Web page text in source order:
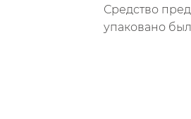
Средство
упаковано